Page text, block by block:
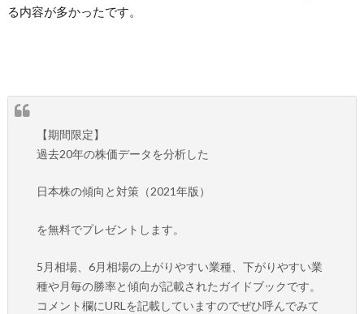
る内容が多かったです。
【期間限定】
過去20年の株価データを分析した
日本株の傾向と対策（2021年版）
を無料でプレゼントします。
5月相場、6月相場の上がりやすい業種、下がりやすい業
種や月毎の勝率と傾向が記載されたガイドブックです。
コメント欄にURLを記載していますのでぜひ呼んでみて